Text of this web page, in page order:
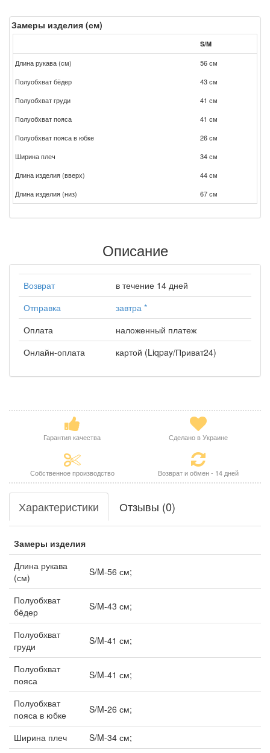
Замеры изделия (см)
S/M
Длина рукава (см)
56 см
Полуобхват бёдер
43 см
Полуобхват груди
41 см
Полуобхват пояса
41 см
Полуобхват пояса в юбке
26 см
Ширина плеч
34 см
Длина изделия (вверх)
44 см
Длина изделия (низ)
67 см
Описание
Возврат
в течение 14 дней
Отправка
завтра *
Оплата
наложенный платеж
Онлайн-оплата
картой (Liqpay/Приват24)
Гарантия качества Сделано в Украине
Собственное производство Возврат и обмен - 14 дней
Характеристики Отзывы (0)
Замеры изделия
Длина рукава
(см)
S/M-56 см;
Полуобхват
бёдер
S/M-43 см;
Полуобхват
груди
S/M-41 см;
Полуобхват
пояса
S/M-41 см;
Полуобхват
пояса в юбке
S/M-26 см;
Ширина плеч
S/M-34 см;